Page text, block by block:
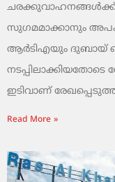
ചരക്കുവാഹനങ്ങൾക്ക്
സുഗമമാക്കാനും
ആർടിഎയും ദുബായ്
ഇടിവാണ്
Read More »